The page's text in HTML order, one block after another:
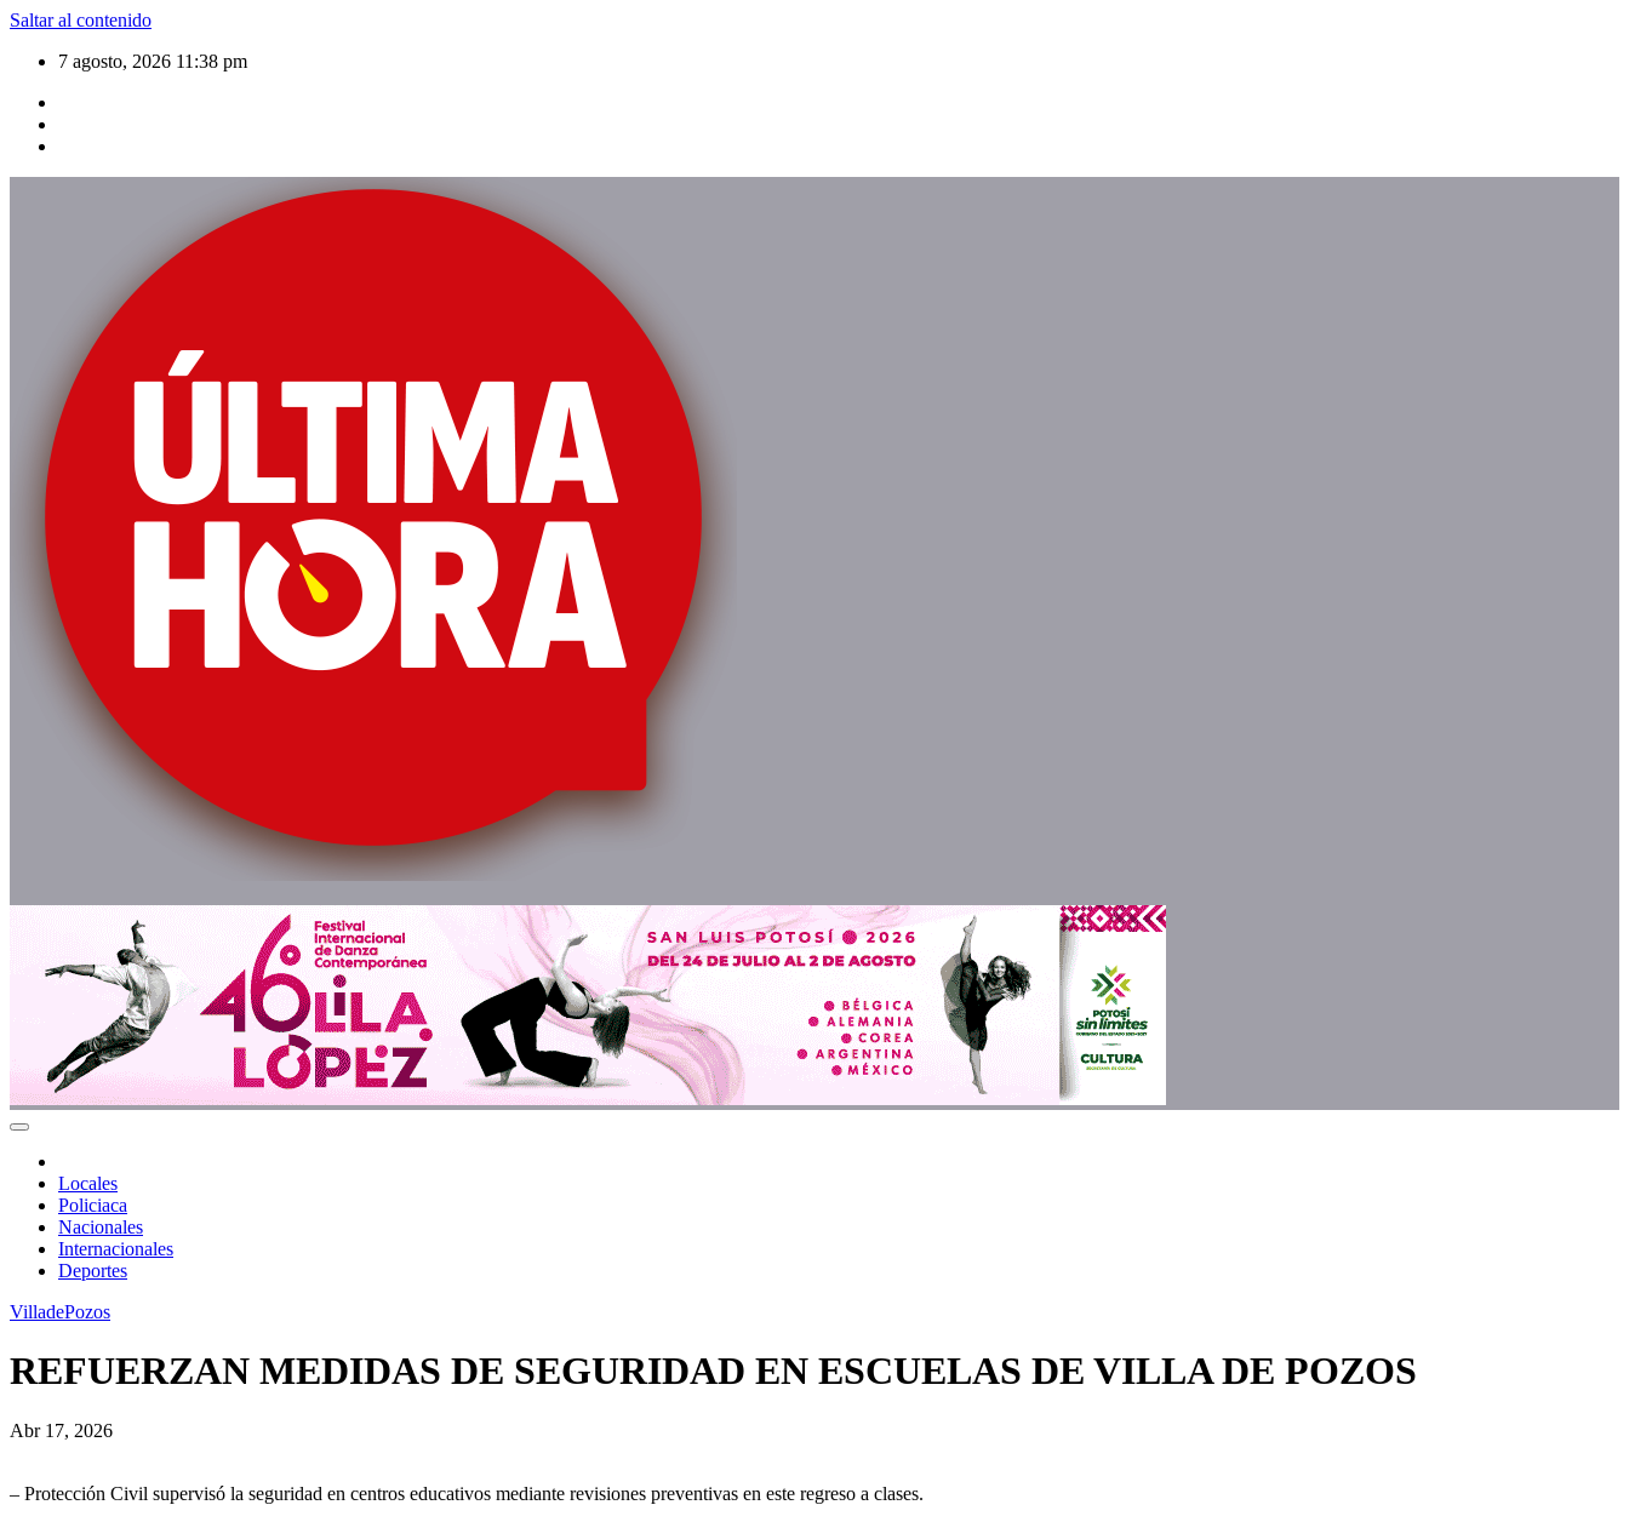
Saltar al contenido
7 agosto, 2026 11:38 pm
Locales
Policiaca
Nacionales
Internacionales
Deportes
VilladePozos
REFUERZAN MEDIDAS DE SEGURIDAD EN ESCUELAS DE VILLA DE POZOS
Abr 17, 2026
– Protección Civil supervisó la seguridad en centros educativos mediante revisiones preventivas en este regreso a clases.